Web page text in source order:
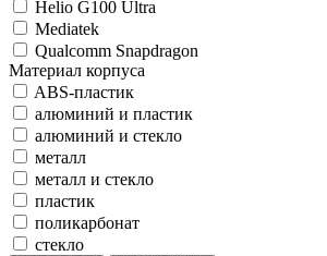
Helio G100 Ultra
Mediatek
Qualcomm Snapdragon
Материал корпуса
ABS-пластик
алюминий и пластик
алюминий и стекло
металл
металл и стекло
пластик
поликарбонат
стекло